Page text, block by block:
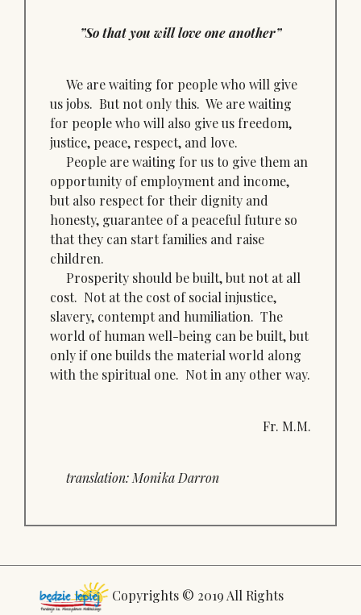
”So that you will love one another”
We are waiting for people who will give
us jobs. But not only this. We are waiting
for people who will also give us freedom,
justice, peace, respect, and love.
People are waiting for us to give them an
opportunity of employment and income,
but also respect for their dignity and
honesty, guarantee of a peaceful future so
that they can start families and raise
children.
Prosperity should be built, but not at all
cost. Not at the cost of social injustice,
slavery, contempt and humiliation. The
world of human well-being can be built, but
only if one builds the material world along
with the spiritual one. Not in any other way.
Fr. M.M.
translation: Monika Darron
Copyrights © 2019 All Rights